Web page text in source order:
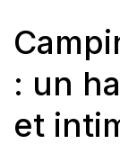
: un
et